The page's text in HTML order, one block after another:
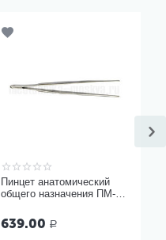
Пинцет анатомический
общего назначения ПМ-11
639.00 Р